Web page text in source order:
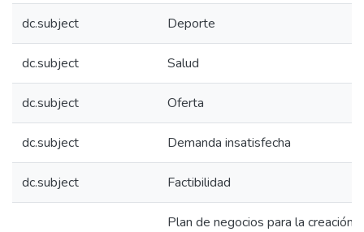
dc.subject Deporte
dc.subject Salud
dc.subject Oferta
dc.subject Demanda insatisfecha
dc.subject Factibilidad
Plan de negocios para la creación